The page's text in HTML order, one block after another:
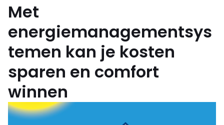
Met
energiemanagementsys
temen kan je kosten
sparen en comfort
winnen